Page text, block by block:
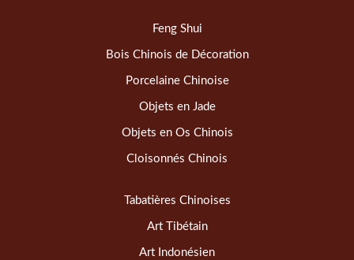
Feng Shui
Bois Chinois de Décoration
Porcelaine Chinoise
Objets en Jade
Objets en Os Chinois
Cloisonnés Chinois
Tabatières Chinoises
Art Tibétain
Art Indonésien